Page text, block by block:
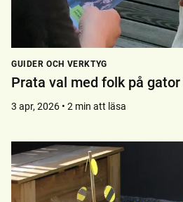
GUIDER OCH VERKTYG
Prata val med folk på
3 apr, 2026 • 2 min att läsa